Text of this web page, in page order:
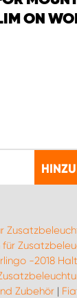
ON
-2018
Zubehör |